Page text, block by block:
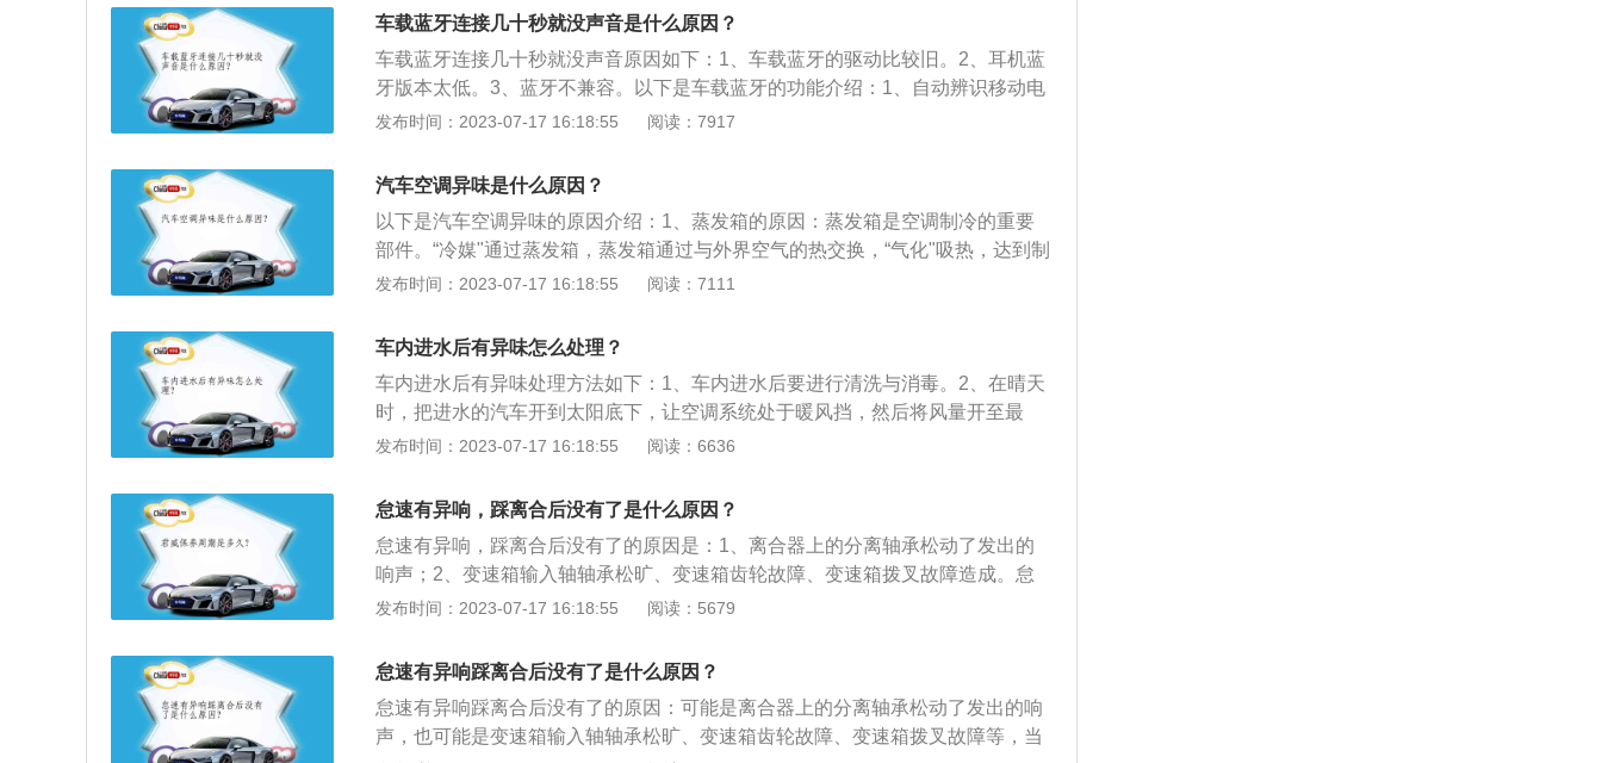
回来进行连接，从而导致连接中断。车载电子设备：如果车上打得开的用电设备
较多，容易影响车载蓝牙的信号接收功能，此时可以尝试关闭部分用电设备。蓝
牙卡顿：蓝牙性能不稳定，容易出现卡顿的现象，从而出现歌曲明明在播放，但
音响却没有声音的情况。
车载蓝牙连接几十秒就没声音是什么原因？
车载蓝牙连接几十秒就没声音原因如下：1、车载蓝牙的驱动比较旧。2、耳机蓝
牙版本太低。3、蓝牙不兼容。以下是车载蓝牙的功能介绍：1、自动辨识移动电
话，不需要电缆或电话托架便可与手机联机，车主可以不接触手机，甚至是双手
以通过车上的音响进行通话。2、车载蓝牙技术和整个汽车的音响都配套，在使
用的时候，有蓝牙功能的手机和汽车的音响搭配在一起，方便车主在来电的时
候，可以自动切换音响的声音、静音，挂掉电话的时候声音就自动恢复。3、安
装车载蓝牙系统后，车主在开车接听电话时不需要分散注意力。接听来电时，用
户只需轻轻按一个键或通过语音控制就可以接听电话，提高驾车的安全性和便捷
接多部电话，提高行车安全性。
发布时间：2023-07-17 16:18:55 阅读：7917
汽车空调异味是什么原因？
以下是汽车空调异味的原因介绍：1、蒸发箱的原因：蒸发箱是空调制冷的重要
部件。“冷媒"通过蒸发箱，蒸发箱通过与外界空气的热交换，“气化"吸热，达到制
冷效果。外界的空气流经蒸发箱，就必然带了了水分和灰尘，大部分水分和灰尘
生霉变，生出酸腐异味。2、空调滤芯的原因：空调滤芯主要是过滤空气，空气
经过空调滤芯才会到达蒸发器，所以说空调滤芯起到了第一层的防护作用。空调
滤芯除了过滤灰尘，还会吸附异味，长时间不换空调滤芯不仅风量变小，异味也
会变重。
发布时间：2023-07-17 16:18:55 阅读：7111
车内进水后有异味怎么处理？
车内进水后有异味处理方法如下：1、车内进水后要进行清洗与消毒。2、在晴天
时，把进水的汽车开到太阳底下，让空调系统处于暖风挡，然后将风量开至最
大，在车门车窗全开的状态下晾晒。3、进行车内空气净化治理。
发布时间：2023-07-17 16:18:55 阅读：6636
怠速有异响，踩离合后没有了是什么原因？
怠速有异响，踩离合后没有了的原因是：1、离合器上的分离轴承松动了发出的
响声；2、变速箱输入轴轴承松旷、变速箱齿轮故障、变速箱拨叉故障造成。怠
速是汽车的一种工作状况，指发动机在空挡情况下运转，发动机怠速时的转速被
是：1、当车辆起步时，踩下离合器，压盘与摩擦片分离，此时压盘与飞轮完全
不接触；2、当车辆在正常行驶时，压盘是紧紧挤靠在飞轮的摩擦片上的，此时
压盘与摩擦片之间的摩擦力较大，输入轴和输出轴之间保持相对静摩擦，两者转
速相同。
发布时间：2023-07-17 16:18:55 阅读：5679
怠速有异响踩离合后没有了是什么原因？
怠速有异响踩离合后没有了的原因：可能是离合器上的分离轴承松动了发出的响
声，也可能是变速箱输入轴轴承松旷、变速箱齿轮故障、变速箱拨叉故障等，当